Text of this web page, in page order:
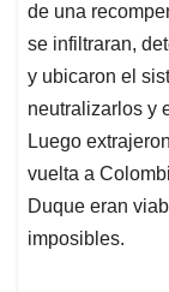
de una
se infiltraran,
y ubicaron el
neutralizarlos y
Luego
vuelta a
Duque eran
imposibles.